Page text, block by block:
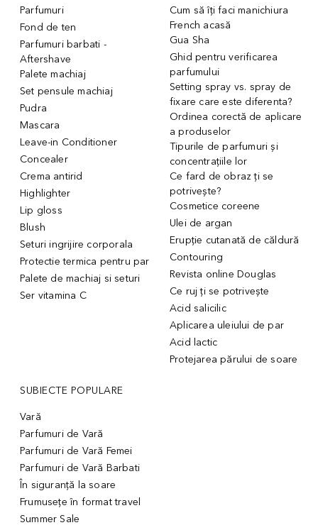
Parfumuri
Fond de ten
Parfumuri barbati -
Aftershave
Palete machiaj
Set pensule machiaj
Pudra
Mascara
Leave-in Conditioner
Concealer
Crema antirid
Highlighter
Lip gloss
Blush
Seturi ingrijire corporala
Protectie termica pentru par
Palete de machiaj si seturi
Ser vitamina C
Cum să îți faci manichiura
French acasă
Gua Sha
Ghid pentru verificarea
parfumului
Setting spray vs. spray de
fixare care este diferenta?
Ordinea corectă de aplicare
a produselor
Tipurile de parfumuri și
concentrațiile lor
Ce fard de obraz ți se
potrivește?
Cosmetice coreene
Ulei de argan
Erupție cutanată de căldură
Contouring
Revista online Douglas
Ce ruj ți se potrivește
Acid salicilic
Aplicarea uleiului de par
Acid lactic
Protejarea părului de soare
SUBIECTE POPULARE
Vară
Parfumuri de Vară
Parfumuri de Vară Femei
Parfumuri de Vară Barbati
În siguranță la soare
Frumusețe în format travel
Summer Sale